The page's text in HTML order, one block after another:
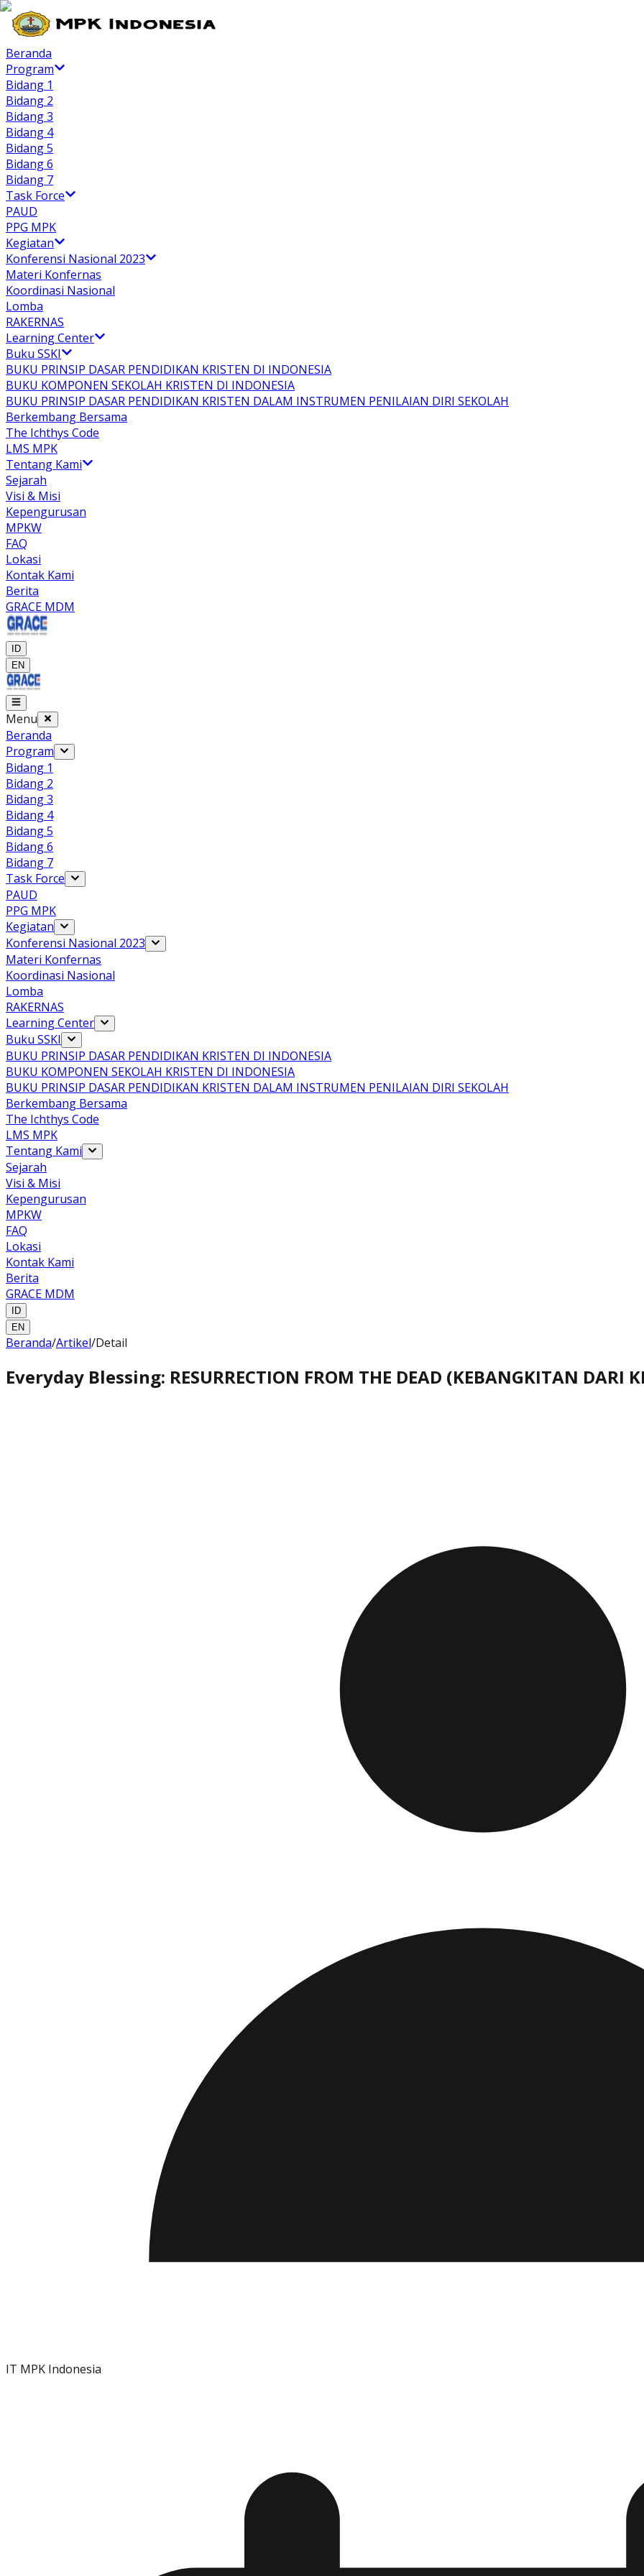
Beranda
Program
Bidang 1
Bidang 2
Bidang 3
Bidang 4
Bidang 5
Bidang 6
Bidang 7
Task Force
PAUD
PPG MPK
Kegiatan
Konferensi Nasional 2023
Materi Konfernas
Koordinasi Nasional
Lomba
RAKERNAS
Learning Center
Buku SSKI
BUKU PRINSIP DASAR PENDIDIKAN KRISTEN DI INDONESIA
BUKU KOMPONEN SEKOLAH KRISTEN DI INDONESIA
BUKU PRINSIP DASAR PENDIDIKAN KRISTEN DALAM INSTRUMEN PENILAIAN DIRI SEKOLAH
Berkembang Bersama
The Ichthys Code
LMS MPK
Tentang Kami
Sejarah
Visi & Misi
Kepengurusan
MPKW
FAQ
Lokasi
Kontak Kami
Berita
GRACE MDM
ID
EN
Menu
Beranda
Program
Bidang 1
Bidang 2
Bidang 3
Bidang 4
Bidang 5
Bidang 6
Bidang 7
Task Force
PAUD
PPG MPK
Kegiatan
Konferensi Nasional 2023
Materi Konfernas
Koordinasi Nasional
Lomba
RAKERNAS
Learning Center
Buku SSKI
BUKU PRINSIP DASAR PENDIDIKAN KRISTEN DI INDONESIA
BUKU KOMPONEN SEKOLAH KRISTEN DI INDONESIA
BUKU PRINSIP DASAR PENDIDIKAN KRISTEN DALAM INSTRUMEN PENILAIAN DIRI SEKOLAH
Berkembang Bersama
The Ichthys Code
LMS MPK
Tentang Kami
Sejarah
Visi & Misi
Kepengurusan
MPKW
FAQ
Lokasi
Kontak Kami
Berita
GRACE MDM
ID
EN
Beranda/Artikel/Detail
Everyday Blessing: RESURRECTION FROM THE DEAD (KEBANGKITAN DARI
IT MPK Indonesia